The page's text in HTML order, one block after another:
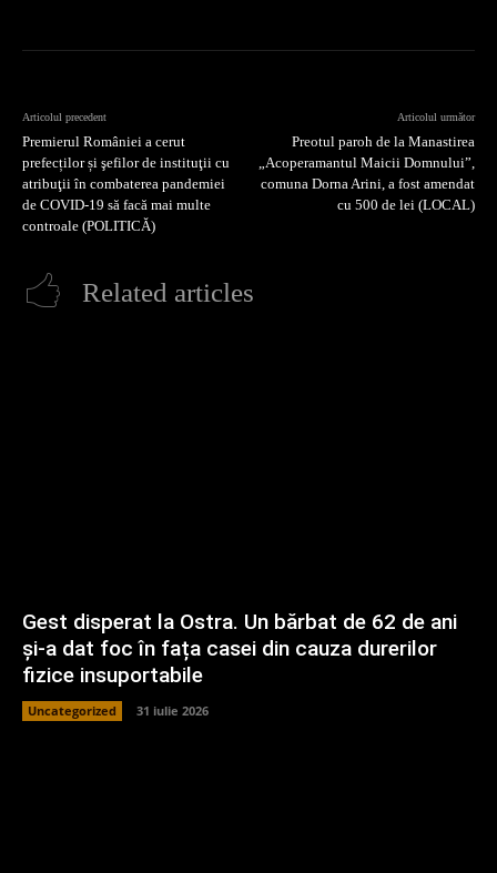
Articolul precedent
Premierul României a cerut
prefecților și şefilor de instituţii cu
atribuţii în combaterea pandemiei
de COVID-19 să facă mai multe
controale (POLITICĂ)
Articolul următor
Preotul paroh de la Manastirea
„Acoperamantul Maicii Domnului”,
comuna Dorna Arini, a fost amendat
cu 500 de lei (LOCAL)
Related articles
Gest disperat la Ostra. Un bărbat de 62 de ani
și-a dat foc în fața casei din cauza durerilor
fizice insuportabile
Uncategorized 31 iulie 2026